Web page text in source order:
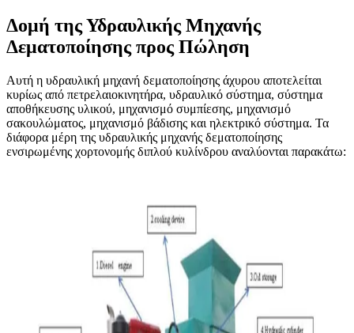
Δομή της Υδραυλικής Μηχανής
Δεματοποίησης προς Πώληση
Αυτή η υδραυλική μηχανή δεματοποίησης άχυρου αποτελείται
κυρίως από πετρελαιοκινητήρα, υδραυλικό σύστημα, σύστημα
αποθήκευσης υλικού, μηχανισμό συμπίεσης, μηχανισμό
σακουλώματος, μηχανισμό βάδισης και ηλεκτρικό σύστημα. Τα
διάφορα μέρη της υδραυλικής μηχανής δεματοποίησης
ενσιρωμένης χορτονομής διπλού κυλίνδρου αναλύονται παρακάτω: